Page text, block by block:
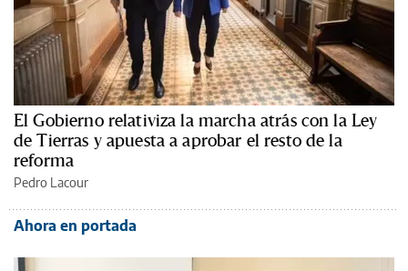
El Gobierno relativiza la marcha atrás con la Ley
de Tierras y apuesta a aprobar el resto de la
reforma
Pedro Lacour
Ahora en portada